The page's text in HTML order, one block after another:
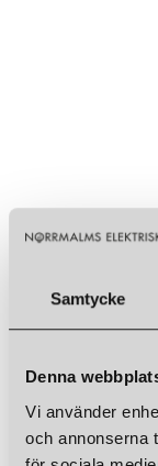
Samtycke
Denna
Vi använder
och annonserna